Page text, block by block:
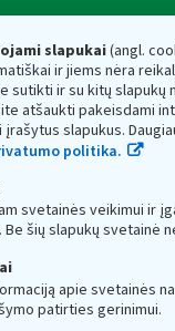
slapukai(angl.
ir jiems nėra
sutikti ir su kitų slapukų
atšaukti pakeisdami
slapukus.
politika.
svetainės veikimui ir
šių slapukų svetainė
apie svetainės
patirties gerinimui.
ministerijos
asmens kodas —
g. 14, 01107 Vilnius,
dėžutės adresas
mokesčių inspekciją
kaupiami ir